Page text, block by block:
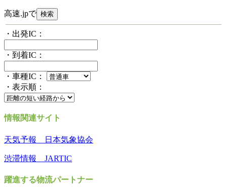
高速.jpで
・出発IC：
・到着IC：
・車種IC：
・表示順：
情報関連サイト
天気予報 日本気象協会
渋滞情報 JARTIC
躍進する物流パートナー